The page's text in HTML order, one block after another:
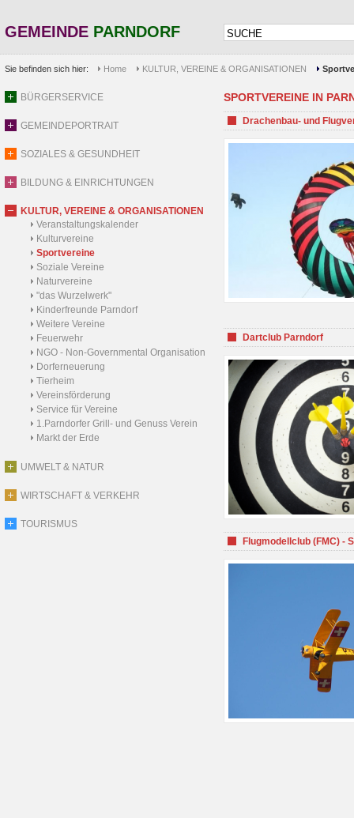
GEMEINDE PARNDORF
Sie befinden sich hier: Home KULTUR, VEREINE & ORGANISATIONEN
BÜRGERSERVICE
GEMEINDEPORTRAIT
SOZIALES & GESUNDHEIT
BILDUNG & EINRICHTUNGEN
KULTUR, VEREINE & ORGANISATIONEN
Veranstaltungskalender
Kulturvereine
Sportvereine
Soziale Vereine
Naturvereine
"das Wurzelwerk"
Kinderfreunde Parndorf
Weitere Vereine
Feuerwehr
NGO - Non-Governmental Organisation
Dorferneuerung
Tierheim
Vereinsförderung
Service für Vereine
1.Parndorfer Grill- und Genuss Verein
Markt der Erde
UMWELT & NATUR
WIRTSCHAFT & VERKEHR
TOURISMUS
SPORTVEREINE IN
Drachenbau- und
Dartclub Parndorf
Flugmodellclub (FMC) -